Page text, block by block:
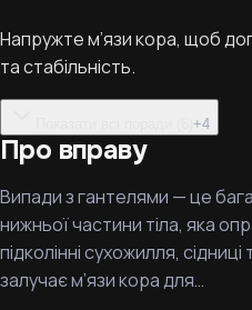
Напружте м’язи кора, щоб
та стабільність.
+4
Про вправу
Випади з гантелями — це
нижньої частини тіла, яка
підколінні сухожилля,
залучає м’язи кора для…